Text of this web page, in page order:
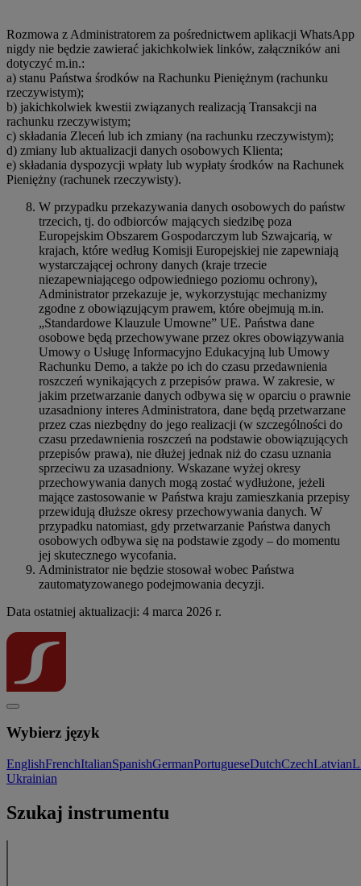
Rozmowa z Administratorem za pośrednictwem aplikacji WhatsApp
nigdy nie będzie zawierać jakichkolwiek linków, załączników ani
dotyczyć m.in.:
a) stanu Państwa środków na Rachunku Pieniężnym (rachunku
rzeczywistym);
b) jakichkolwiek kwestii związanych realizacją Transakcji na
rachunku rzeczywistym;
c) składania Zleceń lub ich zmiany (na rachunku rzeczywistym);
d) zmiany lub aktualizacji danych osobowych Klienta;
e) składania dyspozycji wpłaty lub wypłaty środków na Rachunek
Pieniężny (rachunek rzeczywisty).
W przypadku przekazywania danych osobowych do państw
trzecich, tj. do odbiorców mających siedzibę poza
Europejskim Obszarem Gospodarczym lub Szwajcarią, w
krajach, które według Komisji Europejskiej nie zapewniają
wystarczającej ochrony danych (kraje trzecie
niezapewniającego odpowiedniego poziomu ochrony),
Administrator przekazuje je, wykorzystując mechanizmy
zgodne z obowiązującym prawem, które obejmują m.in.
„Standardowe Klauzule Umowne” UE. Państwa dane
osobowe będą przechowywane przez okres obowiązywania
Umowy o Usługę Informacyjno Edukacyjną lub Umowy
Rachunku Demo, a także po ich do czasu przedawnienia
roszczeń wynikających z przepisów prawa. W zakresie, w
jakim przetwarzanie danych odbywa się w oparciu o prawnie
uzasadniony interes Administratora, dane będą przetwarzane
przez czas niezbędny do jego realizacji (w szczególności do
czasu przedawnienia roszczeń na podstawie obowiązujących
przepisów prawa), nie dłużej jednak niż do czasu uznania
sprzeciwu za uzasadniony. Wskazane wyżej okresy
przechowywania danych mogą zostać wydłużone, jeżeli
mające zastosowanie w Państwa kraju zamieszkania przepisy
przewidują dłuższe okresy przechowywania danych. W
przypadku natomiast, gdy przetwarzanie Państwa danych
osobowych odbywa się na podstawie zgody – do momentu
jej skutecznego wycofania.
Administrator nie będzie stosował wobec Państwa
zautomatyzowanego podejmowania decyzji.
Data ostatniej aktualizacji: 4 marca 2026 r.
Wybierz język
EnglishFrenchItalianSpanishGermanPortugueseDutchCzechLatvian
Ukrainian
Szukaj instrumentu